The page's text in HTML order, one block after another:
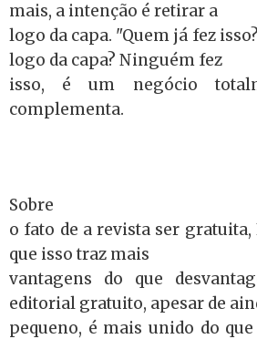
mais, a intenção é retirar a
logo da capa. "Quem já fez
logo da capa? Ninguém fez
isso, é um negócio
complementa.
Sobre
o fato de a revista ser gratuita,
que isso traz mais
vantagens do que
editorial gratuito, apesar de
pequeno, é mais unido do